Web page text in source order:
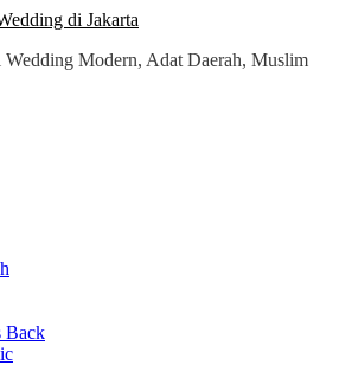
di Jakarta
Wedding Modern, Adat Daerah, Muslim
Back